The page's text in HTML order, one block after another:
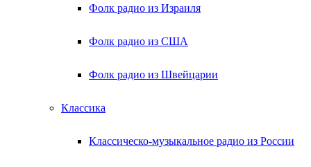
Фолк радио из Израиля
Фолк радио из США
Фолк радио из Швейцарии
Классика
Классическо-музыкальное радио из России